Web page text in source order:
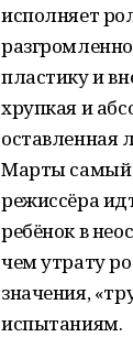
исполняет
пластику и
хрупкая и
оставленная
Марты самый
режиссёра
ребёнок в
чем утрату
значения,
испытаниям.